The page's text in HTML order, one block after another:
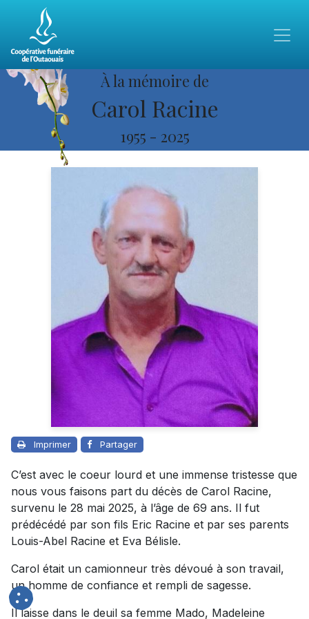
À la mémoire de
Carol Racine
1955 - 2025
Imprimer Partager
C’est avec le coeur lourd et une immense tristesse que
nous vous faisons part du décès de Carol Racine,
survenu le 28 mai 2025, à l’âge de 69 ans. Il fut
prédécédé par son fils Eric Racine et par ses parents
Louis-Abel Racine et Eva Bélisle.
Carol était un camionneur très dévoué à son travail,
un homme de confiance et rempli de sagesse.
Il laisse dans le deuil sa femme Mado, Madeleine